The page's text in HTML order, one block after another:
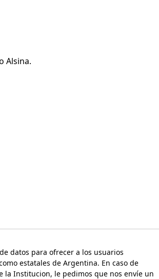
Alsina.
datos para ofrecer a los usuarios
estatales de Argentina. En caso de
Institucion, le pedimos que nos envíe un